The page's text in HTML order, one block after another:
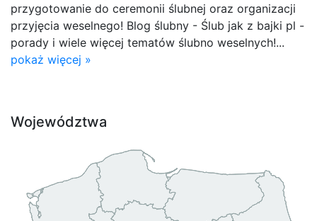
przygotowanie do ceremonii ślubnej oraz organizacji
przyjęcia weselnego! Blog ślubny - Ślub jak z bajki pl -
porady i wiele więcej tematów ślubno weselnych!...
pokaż więcej »
Województwa